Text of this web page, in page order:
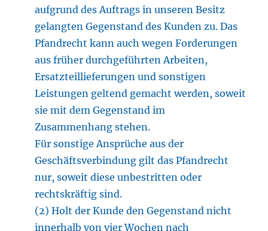
aufgrund des Auftrags in unseren Besitz
gelangten Gegenstand des Kunden zu. Das
Pfandrecht kann auch wegen Forderungen
aus früher durchgeführten Arbeiten,
Ersatzteillieferungen und sonstigen
Leistungen geltend gemacht werden, soweit
sie mit dem Gegenstand im
Zusammenhang stehen.
Für sonstige Ansprüche aus der
Geschäftsverbindung gilt das Pfandrecht
nur, soweit diese unbestritten oder
rechtskräftig sind.
(2) Holt der Kunde den Gegenstand nicht
innerhalb von vier Wochen nach